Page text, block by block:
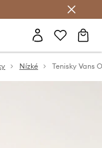
Nízké Tenisky Vans